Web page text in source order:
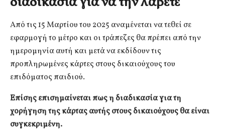
Από τις 15 Μαρτίου του 2025 αναμένεται να τεθεί σε
εφαρμογή το μέτρο και οι τράπεζες θα πρέπει από την
ημερομηνία αυτή και μετά να εκδίδουν τις
προπληρωμένες κάρτες στους δικαιούχους του
επιδόματος παιδιού.
Επίσης επισημαίνεται πως η διαδικασία για τη
χορήγηση της κάρτας αυτής στους δικαιούχους θα είναι
συγκεκριμένη.